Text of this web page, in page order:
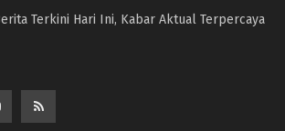
Terkini Hari Ini, Kabar Aktual Terpercaya